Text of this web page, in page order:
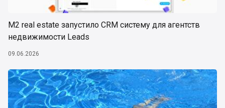
М2 real estate запустило CRM систему для агентств
недвижимости Leads
09.06.2026